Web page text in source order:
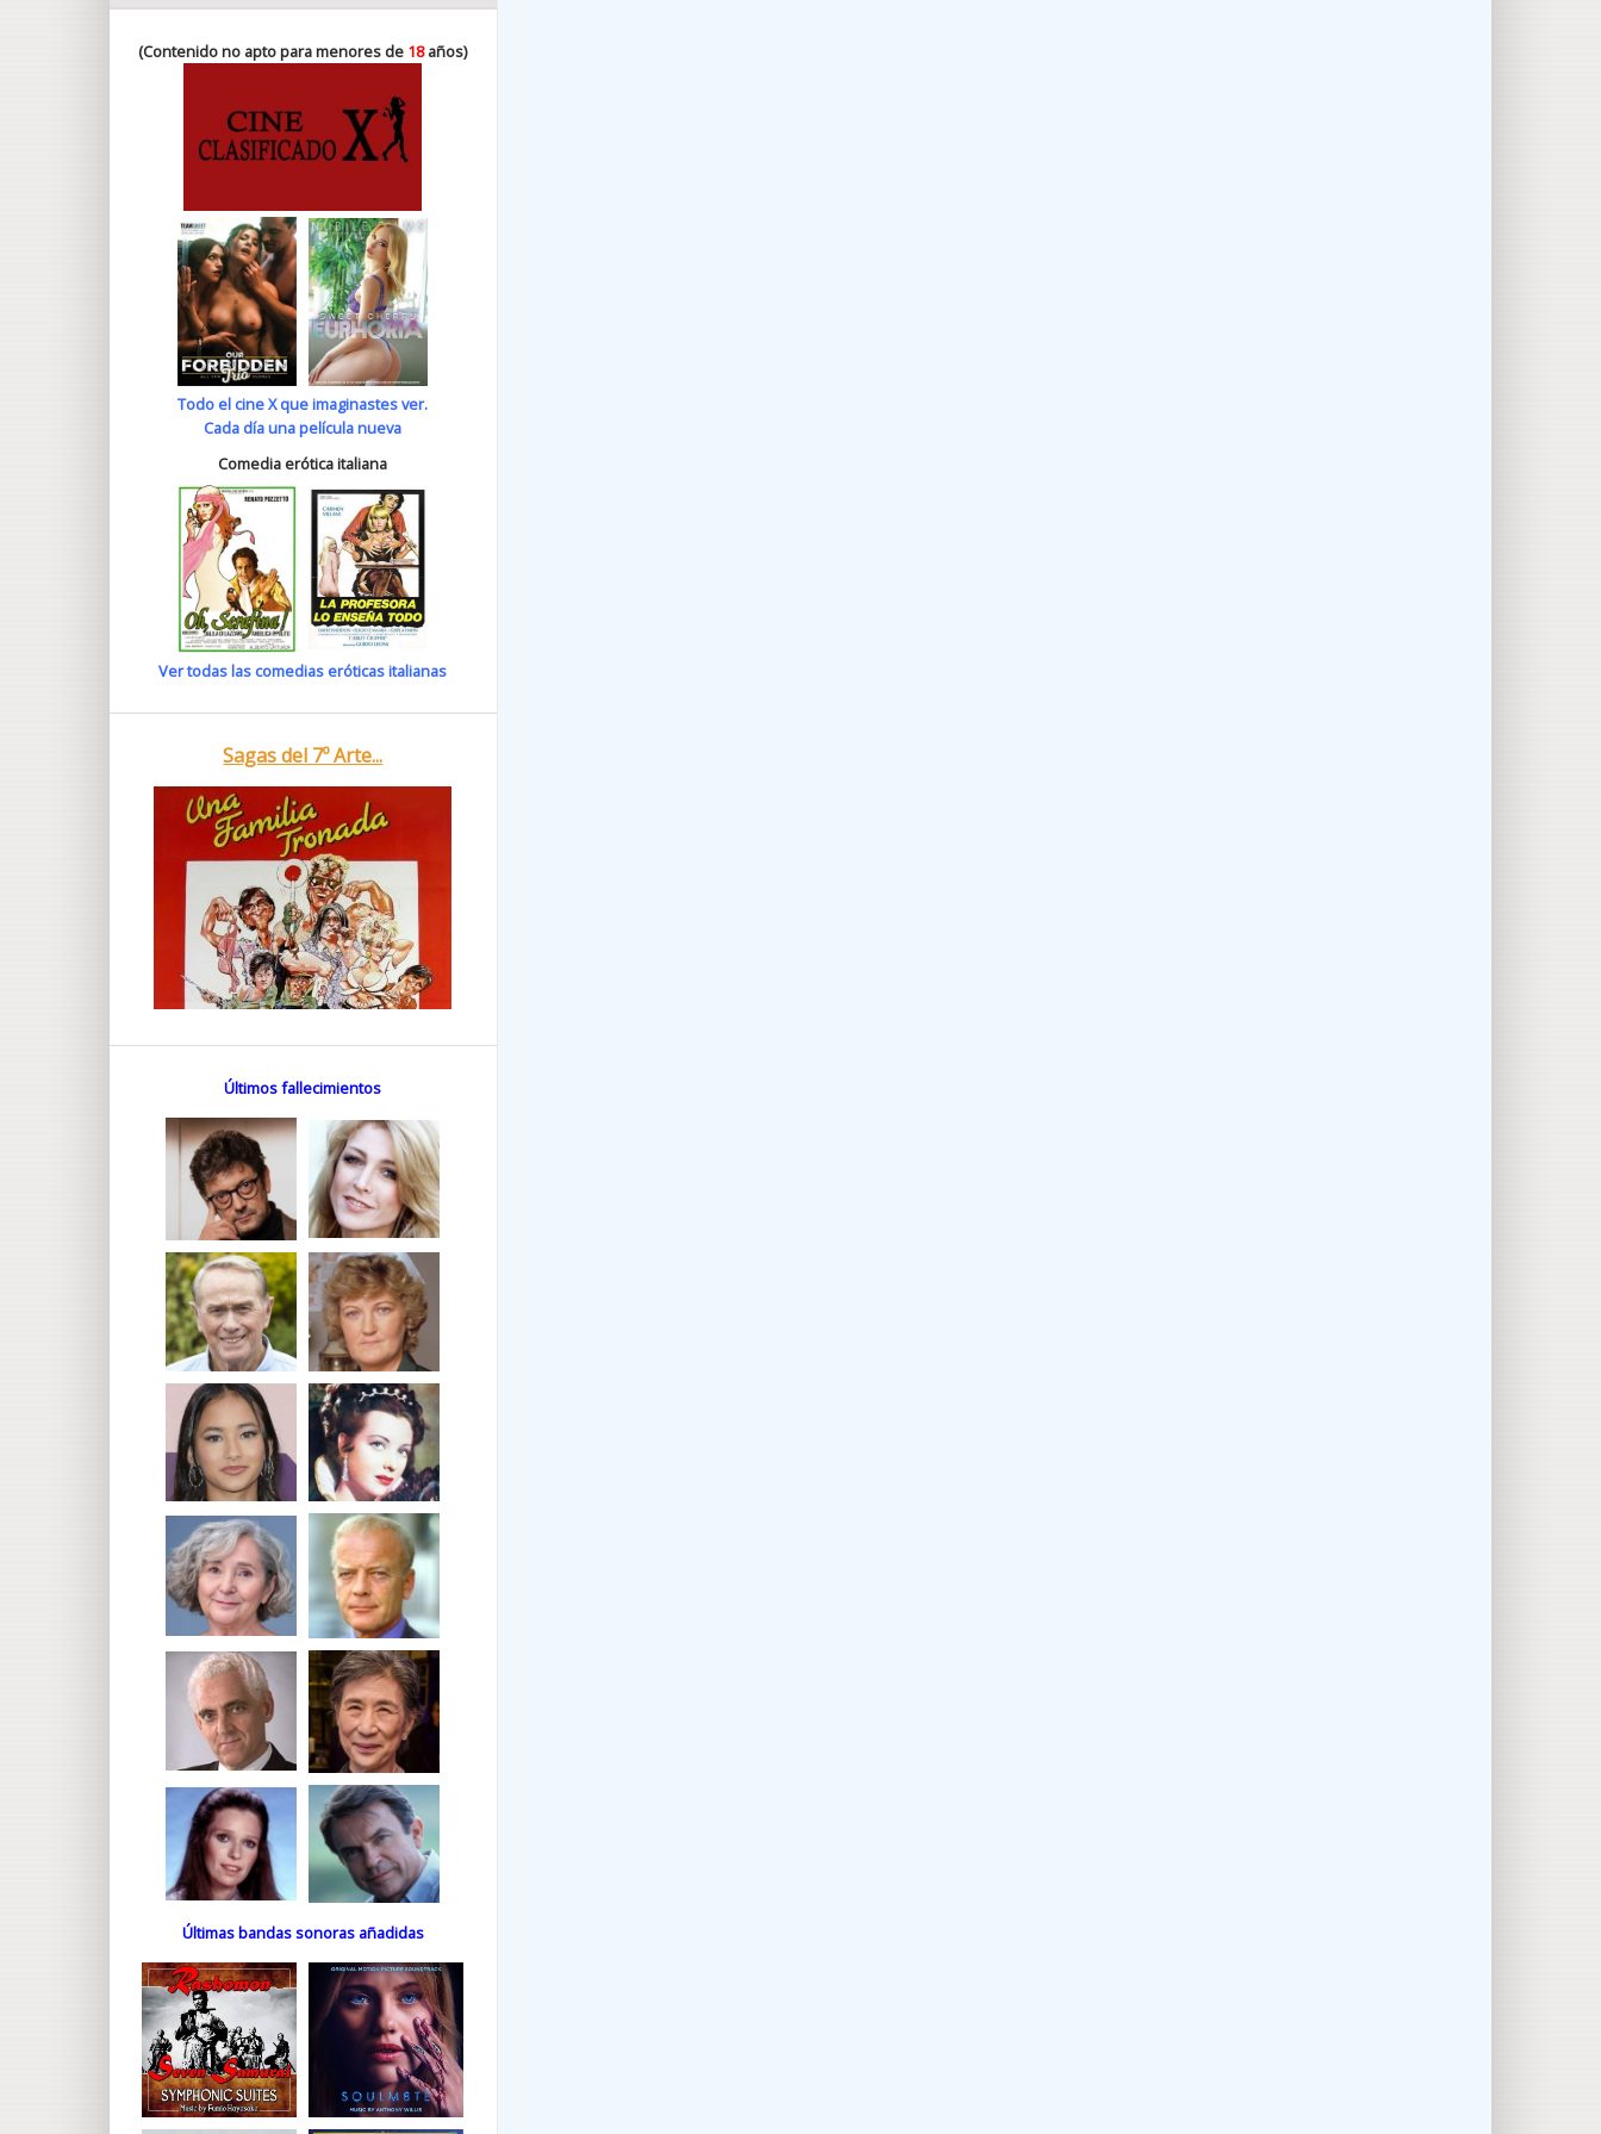
(Contenido no apto para menores de 18años)
Todo el cine X que imaginastes ver.
Cada día una película nueva
Comedia erótica italiana
Ver todas las comedias eróticas italianas
Sagas del 7º Arte...
Últimos fallecimientos
Últimas bandas sonoras añadidas